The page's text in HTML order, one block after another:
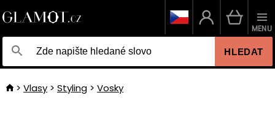
HLEDAT
MENU
Vlasy Styling Vosky